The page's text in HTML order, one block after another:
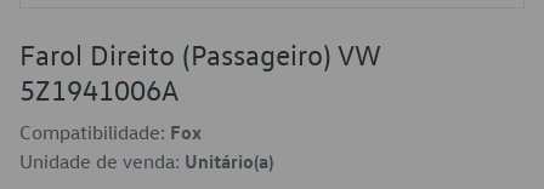
Farol Direito (Passageiro) VW
5Z1941006A
Compatibilidade: Fox
Unidade de venda: Unitário(a)